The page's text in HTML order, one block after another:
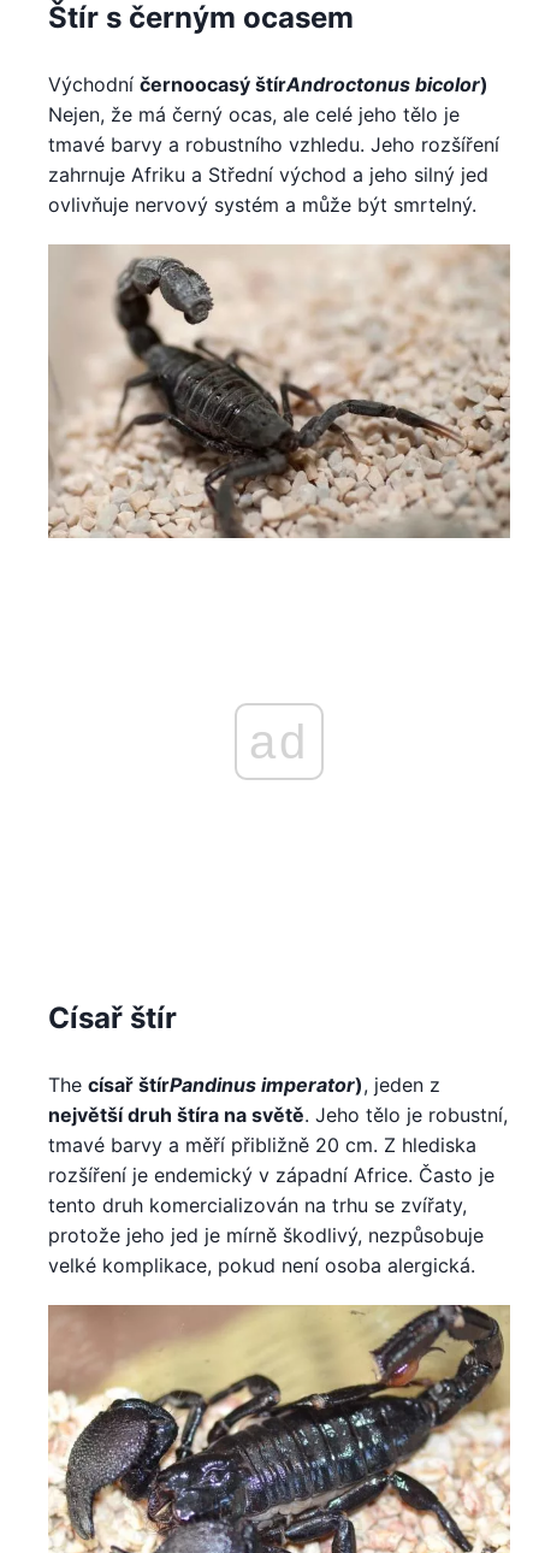
Štír s černým ocasem
Východní černoocasý štírAndroctonus bicolor)
Nejen, že má černý ocas, ale celé jeho tělo je
tmavé barvy a robustního vzhledu. Jeho rozšíření
zahrnuje Afriku a Střední východ a jeho silný jed
ovlivňuje nervový systém a může být smrtelný.
ad
Císař štír
The císař štírPandinus imperator), jeden z
největší druh štíra na světě. Jeho tělo je robustní,
tmavé barvy a měří přibližně 20 cm. Z hlediska
rozšíření je endemický v západní Africe. Často je
tento druh komercializován na trhu se zvířaty,
protože jeho jed je mírně škodlivý, nezpůsobuje
velké komplikace, pokud není osoba alergická.